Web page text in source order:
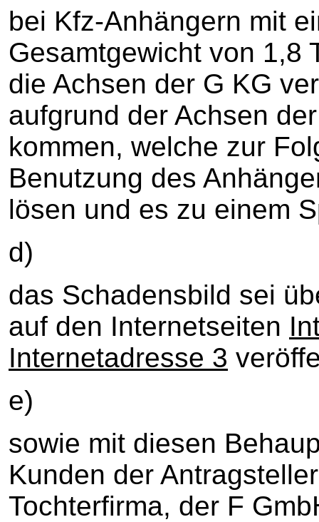
bei Kfz-Anhängern mit
Gesamtgewicht von 1,8
die Achsen der G KG
aufgrund der Achsen
kommen, welche zur
Benutzung des
lösen und es zu einem
d)
das Schadensbild sei
auf den Internetseiten
Internetadresse 3
e)
sowie mit diesen
Kunden der
Tochterfirma, der F